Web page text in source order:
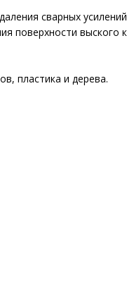
сварных
поверхности выского
пластика и дерева.